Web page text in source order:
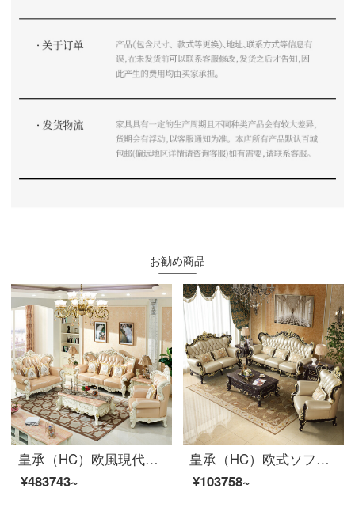
お勧め商品
皇承（HC）欧風現代高級客間ソファ皮芸実木ソファ866 123ソファ1.3長何2.2テレビキャビネット1.3円テーブル6食事椅子
¥483743~
皇承（HC）欧式ソファ別荘家具アメリカ式実木彫刻模様ソファセット豪華雅米・ソファ【三人位】
¥103758~